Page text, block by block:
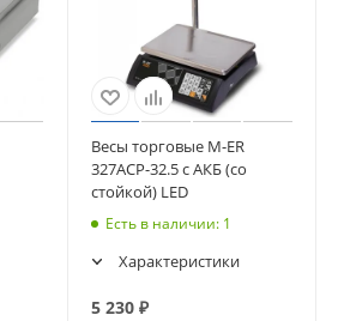
Весы торговые M-ER
327ACP-32.5 с АКБ (со
стойкой) LED
Есть в наличии: 1
Характеристики
5 230₽